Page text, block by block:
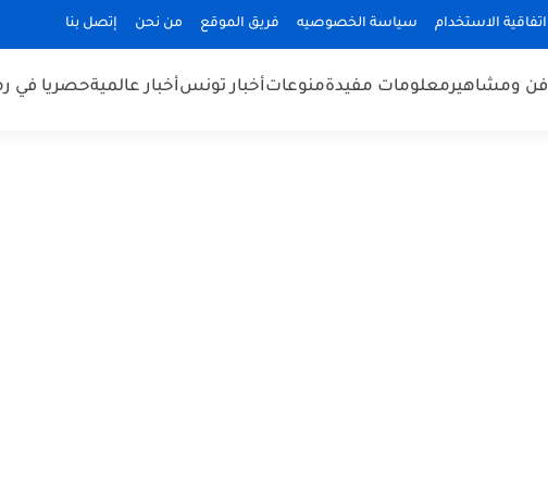
اتفاقية الاستخدام سياسة الخصوصيه فريق الموقع من نحن إتصل بنا
فن ومشاهيرمعلومات مفيدةمنوعاتأخبار تونسأخبار عالميةحصريا في